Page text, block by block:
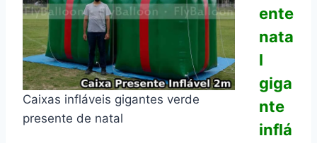
Caixas infláveis gigantes verde
presente de natal
ente
nata
l
giga
nte
inflá